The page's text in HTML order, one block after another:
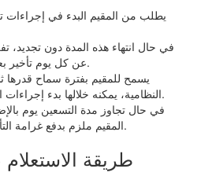
يطلب من المقيم البدء في إجراءات
في حال انتهاء هذه المدة دون
عن كل يوم تأخير بعد انتهاء المهلة الممنوحة.
يسمح للمقيم بفترة سماح قدرها
النظامية، يمكنه خلالها بدء إجراءات التجديد دون فرض غرامة.
في حال تجاوز مدة التسعين يوم
المقيم ملزم بدفع غرامة التأخير وفق النظام المعتمد.
طريقة